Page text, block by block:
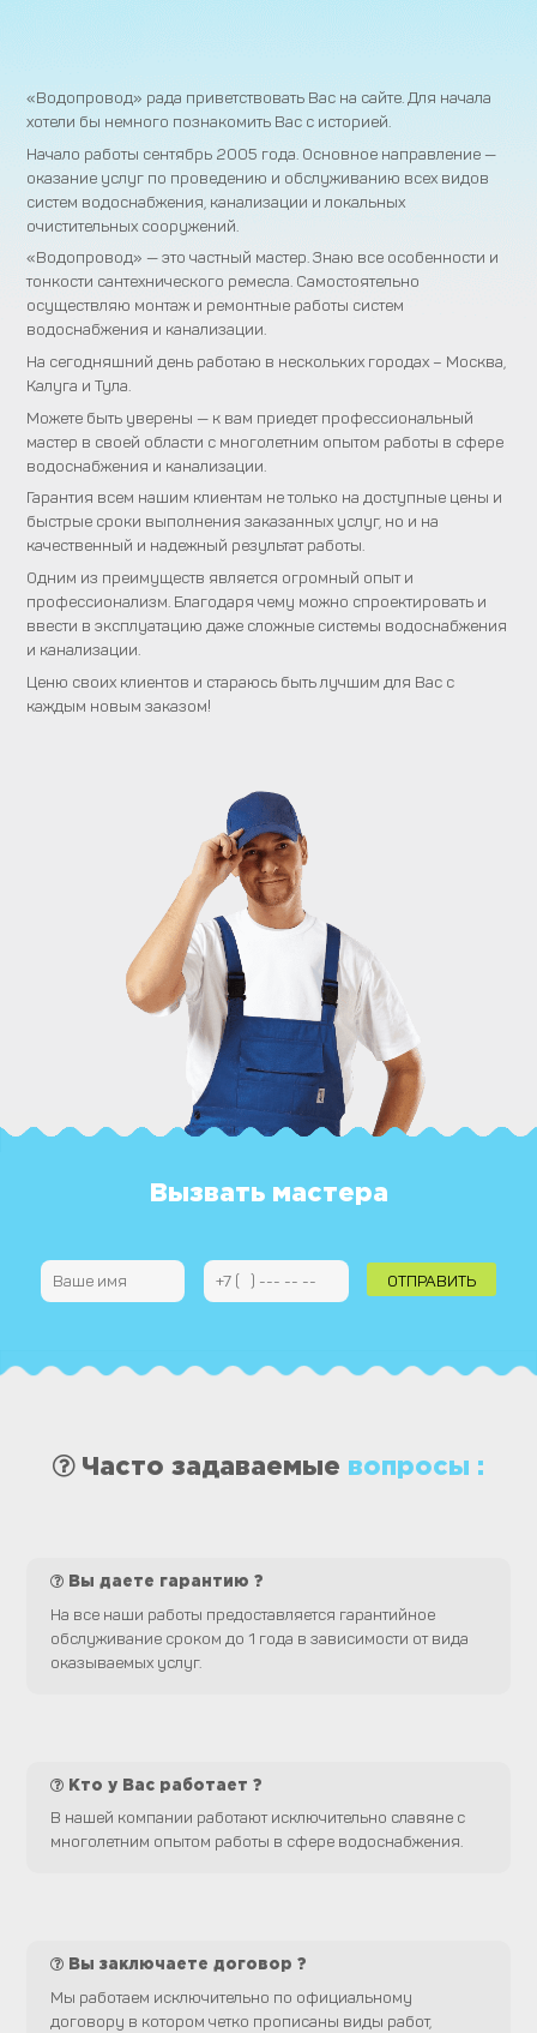
«Водопровод» рада приветствовать Вас на сайте. Для начала
хотели бы немного познакомить Вас с историей.
Начало работы сентябрь 2005 года. Основное направление —
оказание услуг по проведению и обслуживанию всех видов
систем водоснабжения, канализации и локальных
очистительных сооружений.
«Водопровод» — это частный мастер. Знаю все особенности и
тонкости сантехнического ремесла. Самостоятельно
осуществляю монтаж и ремонтные работы систем
водоснабжения и канализации.
На сегодняшний день работаю в нескольких городах – Москва,
Калуга и Тула.
Можете быть уверены — к вам приедет профессиональный
мастер в своей области с многолетним опытом работы в сфере
водоснабжения и канализации.
Гарантия всем нашим клиентам не только на доступные цены и
быстрые сроки выполнения заказанных услуг, но и на
качественный и надежный результат работы.
Одним из преимуществ является огромный опыт и
профессионализм. Благодаря чему можно спроектировать и
ввести в эксплуатацию даже сложные системы водоснабжения
и канализации.
Ценю своих клиентов и стараюсь быть лучшим для Вас с
каждым новым заказом!
Вызвать мастера
Часто задаваемые вопросы :
Вы даете гарантию ?
На все наши работы предоставляется гарантийное
обслуживание сроком до 1 года в зависимости от вида
оказываемых услуг.
Кто у Вас работает ?
В нашей компании работают исключительно славяне с
многолетним опытом работы в сфере водоснабжения.
Вы заключаете договор ?
Мы работаем исключительно по официальному
договору в котором четко прописаны виды работ,